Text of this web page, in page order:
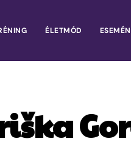
ÉLETMÓD